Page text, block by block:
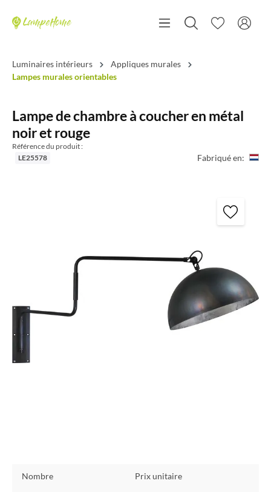
Luminaires intérieurs
Appliques murales
Lampes murales orientables
Lampe de chambre à coucher en métal
noir et rouge
Référence du produit :
LE25578
Fabriqué en:
Nombre Prix unitaire